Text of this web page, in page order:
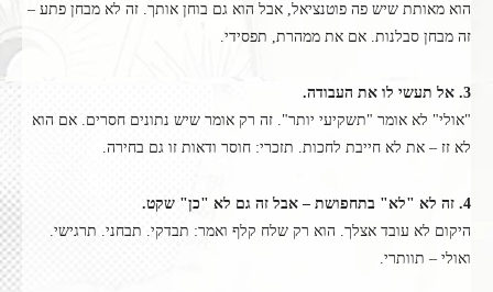
הוא מאותת שיש פה פוטנציאל, אבל הוא גם בוחן אותך. זה לא מבחן פתע –
זה מבחן סבלנות. אם את ממהרת, תפסידי.
3. אל תעשי לו את העבודה.
"אולי" לא אומר "תשקיעי יותר". זה רק אומר שיש נתונים חסרים. אם הוא
לא זז – את לא חייבת לחכות. תזכרי: חוסר ודאות זו גם בחירה.
4. זה לא "לא" בתחפושת – אבל זה גם לא "כן" שקט.
היקום לא עובד אצלך. הוא רק שלח קלף ואמר: תבדקי. תבחני. תרגישי.
ואולי – תוותרי.